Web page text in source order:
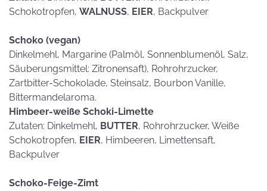
Schokotropfen, WALNUSS, EIER, Backpulver
Schoko (vegan)
Dinkelmehl, Margarine (Palmöl, Sonnenblumenöl, Salz,
Säuberungsmittel: Zitronensaft), Rohrohrzucker,
Zartbitter-Schokolade, Steinsalz, Bourbon Vanille,
Bittermandelaroma.
Himbeer-weiße Schoki-Limette
Zutaten: Dinkelmehl, BUTTER, Rohrohrzucker, Weiße
Schokotropfen, EIER, Himbeeren, Limettensaft,
Backpulver
Schoko-Feige-Zimt